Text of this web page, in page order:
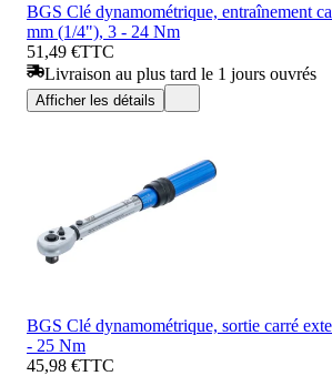
BGS Clé dynamométrique, entraînement
mm (1/4"), 3 - 24 Nm
51,49 €TTC
Livraison au plus tard le 1 jours ouvrés
Afficher les détails
BGS Clé dynamométrique, sortie carré
- 25 Nm
45,98 €TTC